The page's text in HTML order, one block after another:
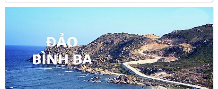
ngoài nước. Không những thế Nha Trang còn thu hút khách bởi di tích
và các điểm tham qua thú vị trong
(Lầu Bảo Đại). Nha Trang cũng tổ chức nhiều sự kiện du lịch, đáng chú ý là
Festival Biển Nha Trang với nhiều hoạt động vui chơi giải trí phong phú.